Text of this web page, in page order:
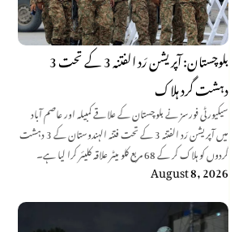
بلوچستان: آپریشن رَد الفتنہ 3 کے تحت 3
دہشت گرد ہلاک
سیکیورٹی فورسز نے بلوچستان کے علاقے کمبیلہ اور عاصم آباد
میں آپریشن رَد الفتنہ 3 کے تحت فتنہ الہندوستان کے 3 دہشت
گردوں کو ہلاک کر کے 68 مربع کلو میٹر علاقہ کلیئر کرا لیا ہے۔
August 8, 2026